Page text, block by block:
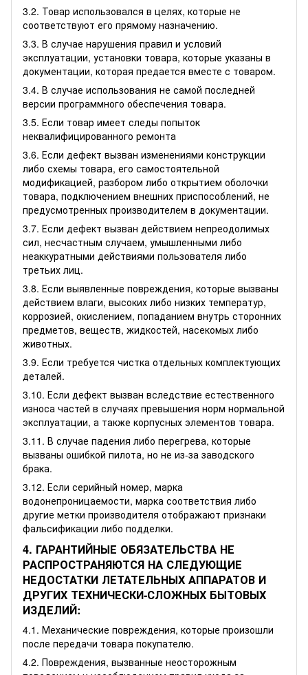
3.2. Товар использовался в целях, которые не
соответствуют его прямому назначению.
3.3. В случае нарушения правил и условий
эксплуатации, установки товара, которые указаны в
документации, которая предается вместе с товаром.
3.4. В случае использования не самой последней
версии программного обеспечения товара.
3.5. Если товар имеет следы попыток
неквалифицированного ремонта
3.6. Если дефект вызван изменениями конструкции
либо схемы товара, его самостоятельной
модификацией, разбором либо открытием оболочки
товара, подключением внешних приспособлений, не
предусмотренных производителем в документации.
3.7. Если дефект вызван действием непреодолимых
сил, несчастным случаем, умышленными либо
неаккуратными действиями пользователя либо
третьих лиц.
3.8. Если выявленные повреждения, которые вызваны
действием влаги, высоких либо низких температур,
коррозией, окислением, попаданием внутрь сторонних
предметов, веществ, жидкостей, насекомых либо
животных.
3.9. Если требуется чистка отдельных комплектующих
деталей.
3.10. Если дефект вызван вследствие естественного
износа частей в случаях превышения норм нормальной
эксплуатации, а также корпусных элементов товара.
3.11. В случае падения либо перегрева, которые
вызваны ошибкой пилота, но не из-за заводского
брака.
3.12. Если серийный номер, марка
водонепроницаемости, марка соответствия либо
другие метки производителя отображают признаки
фальсификации либо подделки.
4. ГАРАНТИЙНЫЕ ОБЯЗАТЕЛЬСТВА НЕ
РАСПРОСТРАНЯЮТСЯ НА СЛЕДУЮЩИЕ
НЕДОСТАТКИ ЛЕТАТЕЛЬНЫХ АППАРАТОВ И
ДРУГИХ ТЕХНИЧЕСКИ-СЛОЖНЫХ БЫТОВЫХ
ИЗДЕЛИЙ:
4.1. Механические повреждения, которые произошли
после передачи товара покупателю.
4.2. Повреждения, вызванные неосторожным